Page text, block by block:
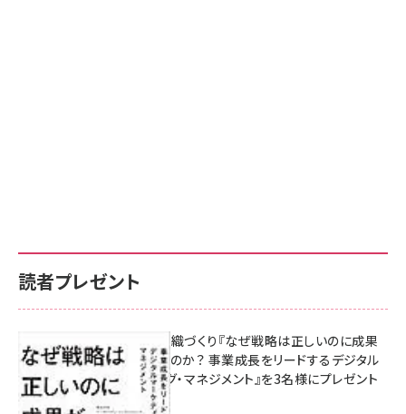
読者プレゼント
成果を生む組織づくり『なぜ戦略は正しいのに成果
があがらないのか？ 事業成長をリードするデジタル
マーケティング・マネジメント』を3名様にプレゼント
8月7日 10:00